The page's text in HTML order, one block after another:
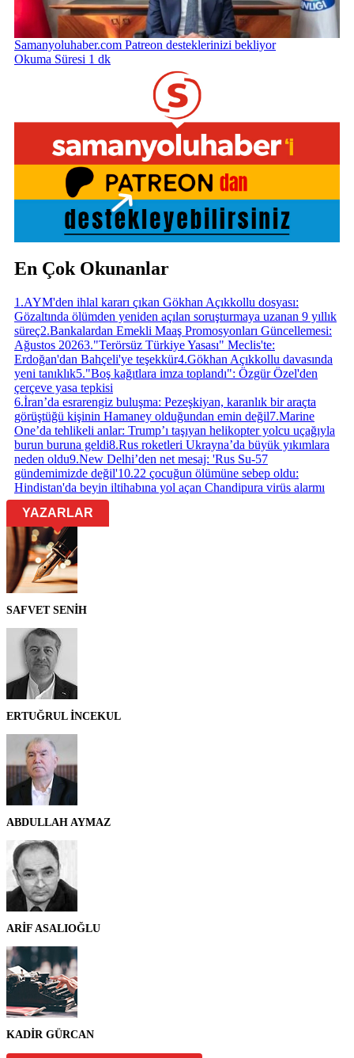
Samanyoluhaber.com Patreon desteklerinizi bekliyor
Okuma Süresi 1 dk
En Çok Okunanlar
1 .AYM'den ihlal kararı çıkan Gökhan Açıkkollu dosyası:
Gözaltında ölümden yeniden açılan soruşturmaya uzanan 9 yıllık
süreç2.Bankalardan Emekli Maaş Promosyonları Güncellemesi:
Ağustos 20263."Terörsüz Türkiye Yasası" Meclis'te:
Erdoğan'dan Bahçeli'ye teşekkür4.Gökhan Açıkkollu davasında
yeni tanıklık5."Boş kağıtlara imza toplandı": Özgür Özel'den
çerçeve yasa tepkisi
6.İran’da esrarengiz buluşma: Pezeşkiyan, karanlık bir araçta
görüştüğü kişinin Hamaney olduğundan emin değil7.Marine
One’da tehlikeli anlar: Trump’ı taşıyan helikopter yolcu uçağıyla
burun buruna geldi8.Rus roketleri Ukrayna’da büyük yıkımlara
neden oldu9.New Delhi’den net mesaj: 'Rus Su-57
gündemimizde değil'10.22 çocuğun ölümüne sebep oldu:
Hindistan'da beyin iltihabına yol açan Chandipura virüs alarmı
YAZARLAR
SAFVET SENİH
ERTUĞRUL İNCEKUL
ABDULLAH AYMAZ
ARİF ASALIOĞLU
KADİR GÜRCAN